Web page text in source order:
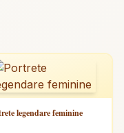
legendare feminine